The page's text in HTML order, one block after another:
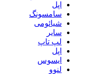
اپل
سامسونگ
شیائومی
سایر
لپ تاپ
اپل
ایسوس
لنوو